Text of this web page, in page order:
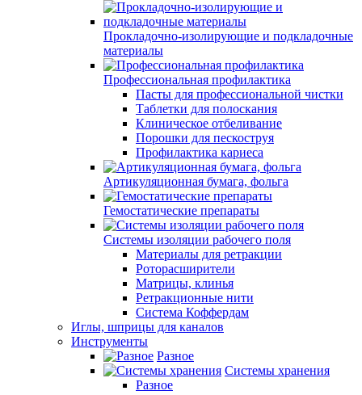
Прокладочно-изолирующие и подкладочные
материалы
Профессиональная профилактика
Пасты для профессиональной чистки
Таблетки для полоскания
Клиническое отбеливание
Порошки для пескоструя
Профилактика кариеса
Артикуляционная бумага, фольга
Гемостатические препараты
Системы изоляции рабочего поля
Материалы для ретракции
Роторасширители
Матрицы, клинья
Ретракционные нити
Система Коффердам
Иглы, шприцы для каналов
Инструменты
Разное
Системы хранения
Разное